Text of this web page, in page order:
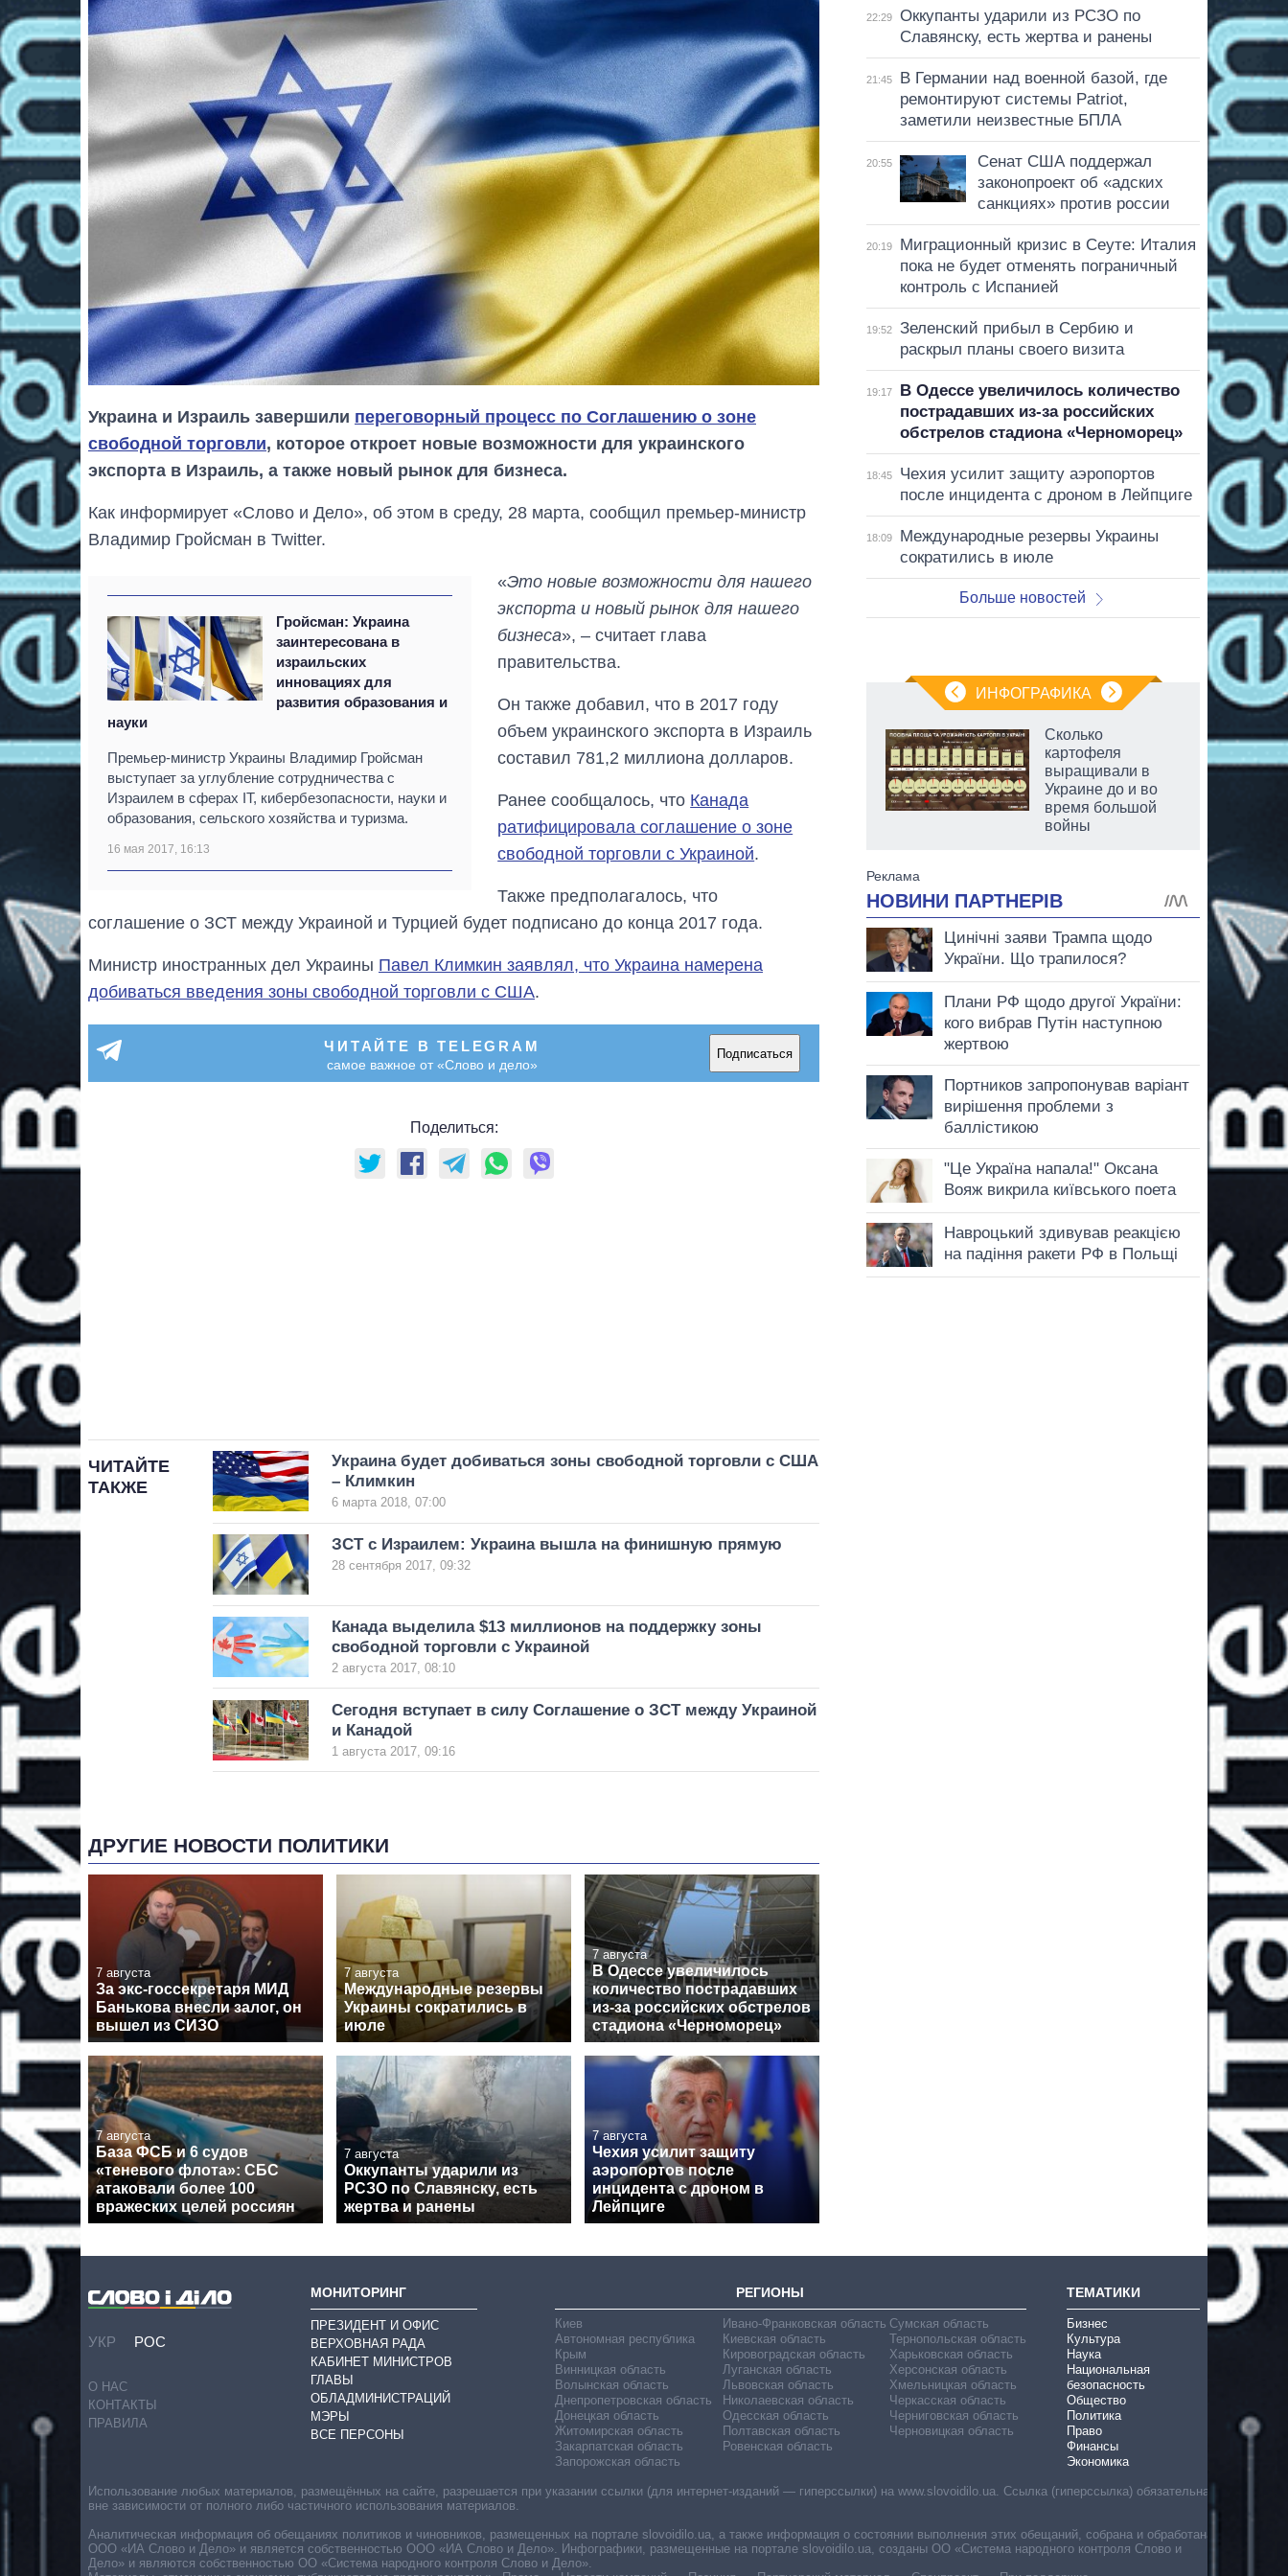
Украина и Израиль завершили переговорный процесс по Соглашению о зоне
свободной торговли, которое откроет новые возможности для украинского
экспорта в Израиль, а также новый рынок для бизнеса.
Как информирует «Слово и Дело», об этом в среду, 28 марта, сообщил премьер-министр
Владимир Гройсман в Twitter.
Гройсман: Украина
заинтересована в
израильских
инновациях для
развития образования и
науки
Премьер-министр Украины Владимир Гройсман
выступает за углубление сотрудничества с
Израилем в сферах IT, кибербезопасности, науки и
образования, сельского хозяйства и туризма.
16 мая 2017, 16:13
«Это новые возможности для нашего
экспорта и новый рынок для нашего
бизнеса», – считает глава
правительства.
Он также добавил, что в 2017 году
объем украинского экспорта в Израиль
составил 781,2 миллиона долларов.
Ранее сообщалось, что Канада
ратифицировала соглашение о зоне
свободной торговли с Украиной.
Также предполагалось, что
соглашение о ЗСТ между Украиной и Турцией будет подписано до конца 2017 года.
Министр иностранных дел Украины Павел Климкин заявлял, что Украина намерена
добиваться введения зоны свободной торговли с США.
ЧИТАЙТЕ В TELEGRAM
самое важное от «Слово и дело»
Подписаться
Поделиться:
ЧИТАЙТЕ
ТАКЖЕ
Украина будет добиваться зоны свободной торговли с США
– Климкин
6 марта 2018, 07:00
ЗСТ с Израилем: Украина вышла на финишную прямую
28 сентября 2017, 09:32
Канада выделила $13 миллионов на поддержку зоны
свободной торговли с Украиной
2 августа 2017, 08:10
Сегодня вступает в силу Соглашение о ЗСТ между Украиной
и Канадой
1 августа 2017, 09:16
ДРУГИЕ НОВОСТИ ПОЛИТИКИ
7 августа
За экс-госсекретаря МИД
Банькова внесли залог, он
вышел из СИЗО
7 августа
Международные резервы
Украины сократились в
июле
7 августа
В Одессе увеличилось
количество пострадавших
из-за российских обстрелов
стадиона «Черноморец»
7 августа
База ФСБ и 6 судов
«теневого флота»: СБС
атаковали более 100
вражеских целей россиян
7 августа
Оккупанты ударили из
РСЗО по Славянску, есть
жертва и ранены
7 августа
Чехия усилит защиту
аэропортов после
инцидента с дроном в
Лейпциге
22:29
Оккупанты ударили из РСЗО по
Славянску, есть жертва и ранены
21:45
В Германии над военной базой, где
ремонтируют системы Patriot,
заметили неизвестные БПЛА
20:55
Сенат США поддержал
законопроект об «адских
санкциях» против россии
20:19
Миграционный кризис в Сеуте: Италия
пока не будет отменять пограничный
контроль с Испанией
19:52
Зеленский прибыл в Сербию и
раскрыл планы своего визита
19:17
В Одессе увеличилось количество
пострадавших из-за российских
обстрелов стадиона «Черноморец»
18:45
Чехия усилит защиту аэропортов
после инцидента с дроном в Лейпциге
18:09
Международные резервы Украины
сократились в июле
Больше новостей
ИНФОГРАФИКА
Восемь
массированных
ударов по Украине
область стали
главной целью рф
Сколько
картофеля
выращивали в
Украине до и во
время большой
войны
УКР РОС
О НАС
КОНТАКТЫ
ПРАВИЛА
МОНИТОРИНГ
ПРЕЗИДЕНТ И ОФИС
ВЕРХОВНАЯ РАДА
КАБИНЕТ МИНИСТРОВ
ГЛАВЫ
ОБЛАДМИНИСТРАЦИЙ
МЭРЫ
ВСЕ ПЕРСОНЫ
РЕГИОНЫ
Киев
Автономная республика
Крым
Винницкая область
Волынская область
Днепропетровская область
Донецкая область
Житомирская область
Закарпатская область
Запорожская область
Ивано-Франковская область
Киевская область
Кировоградская область
Луганская область
Львовская область
Николаевская область
Одесская область
Полтавская область
Ровенская область
Сумская область
Тернопольская область
Харьковская область
Херсонская область
Хмельницкая область
Черкасская область
Черниговская область
Черновицкая область
ТЕМАТИКИ
Бизнес
Культура
Наука
Национальная
безопасность
Общество
Политика
Право
Финансы
Экономика
Использование любых материалов, размещённых на сайте, разрешается при указании ссылки (для интернет-изданий — гиперссылки) на www.slovoidilo.ua. Ссылка (гиперссылка) обязательна
вне зависимости от полного либо частичного использования материалов.
Аналитическая информация об обещаниях политиков и чиновников, размещенных на портале slovoidilo.ua, а также информация о состоянии выполнения этих обещаний, собрана и обработана
ООО «ИА Слово и Дело» и является собственностью ООО «ИА Слово и Дело». Инфографики, размещенные на портале slovoidilo.ua, созданы ОО «Система народного контроля Слово и
Дело» и являются собственностью ОО «Система народного контроля Слово и Дело».